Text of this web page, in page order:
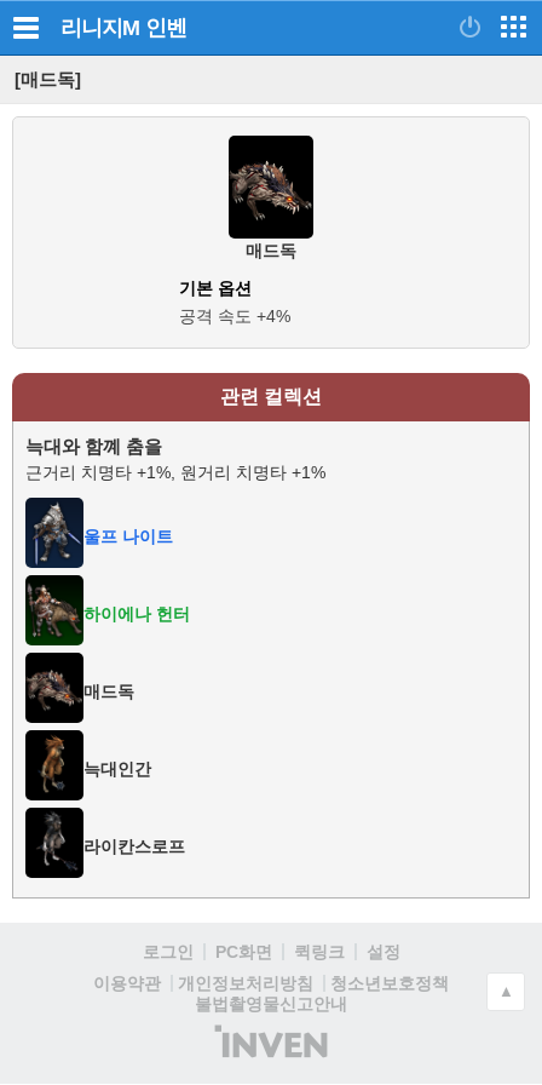
리니지M 인벤
[매드독]
매드독
기본 옵션
공격 속도 +4%
관련 컬렉션
늑대와 함꼐 춤을
근거리 치명타 +1%, 원거리 치명타 +1%
울프 나이트
하이에나 헌터
매드독
늑대인간
라이칸스로프
로그인 PC화면 퀵링크
설정
이용약관
개인정보처리방침
청소년보호정책
불법촬영물신고안내
(주)
인
▲